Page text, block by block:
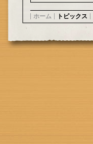
ホーム トピックス